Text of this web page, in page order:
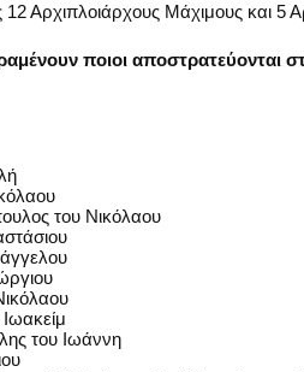
Αρχιπλοιάρχους Μάχιμους και 5
ποιοι αποστρατεύονται
του Νικόλαου
του Ιωάννη